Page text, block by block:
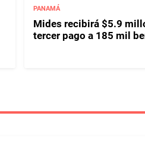
PANAMÁ
Mides recibirá $5.9
tercer pago a 185 mil